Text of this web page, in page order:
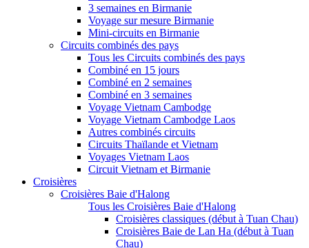
3 semaines en Birmanie
Voyage sur mesure Birmanie
Mini-circuits en Birmanie
Circuits combinés des pays
Tous les Circuits combinés des pays
Combiné en 15 jours
Combiné en 2 semaines
Combiné en 3 semaines
Voyage Vietnam Cambodge
Voyage Vietnam Cambodge Laos
Autres combinés circuits
Circuits Thaïlande et Vietnam
Voyages Vietnam Laos
Circuit Vietnam et Birmanie
Croisières
Croisières Baie d'Halong
Tous les Croisières Baie d'Halong
Croisières classiques (début à Tuan Chau)
Croisières Baie de Lan Ha (début à Tuan
Chau)